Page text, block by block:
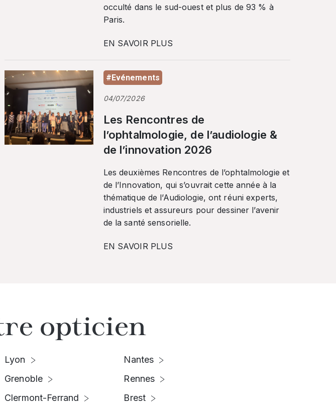
occulté dans le sud-ouest et plus de 93 % à
Paris.
EN SAVOIR PLUS
#Evénements
04/07/2026
Les Rencontres de
l’ophtalmologie, de l’audiologie &
de l’innovation 2026
Les deuxièmes Rencontres de l’ophtalmologie et
de l’Innovation, qui s’ouvrait cette année à la
thématique de l’Audiologie, ont réuni experts,
industriels et assureurs pour dessiner l’avenir
de la santé sensorielle.
EN SAVOIR PLUS
opticien
Lyon
Grenoble
Clermont-Ferrand
Nantes
Rennes
Brest